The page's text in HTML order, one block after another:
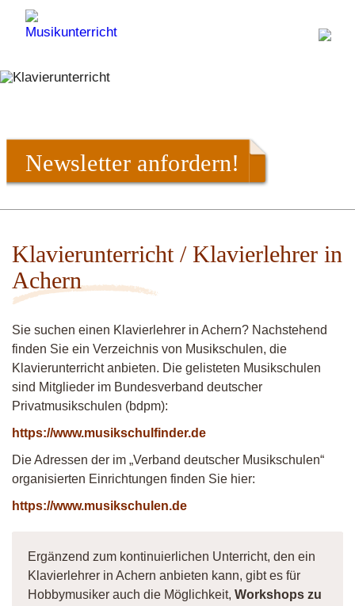
Newsletter anfordern!
Klavierunterricht / Klavierlehrer in
Achern
Sie suchen einen Klavierlehrer in Achern? Nachstehend
finden Sie ein Verzeichnis von Musikschulen, die
Klavierunterricht anbieten. Die gelisteten Musikschulen
sind Mitglieder im Bundesverband deutscher
Privatmusikschulen (bdpm):
https://www.musikschulfinder.de
Die Adressen der im „Verband deutscher Musikschulen“
organisierten Einrichtungen finden Sie hier:
https://www.musikschulen.de
Ergänzend zum kontinuierlichen Unterricht, den ein
Klavierlehrer in Achern anbieten kann, gibt es für
Hobbymusiker auch die Möglichkeit, Workshops zu